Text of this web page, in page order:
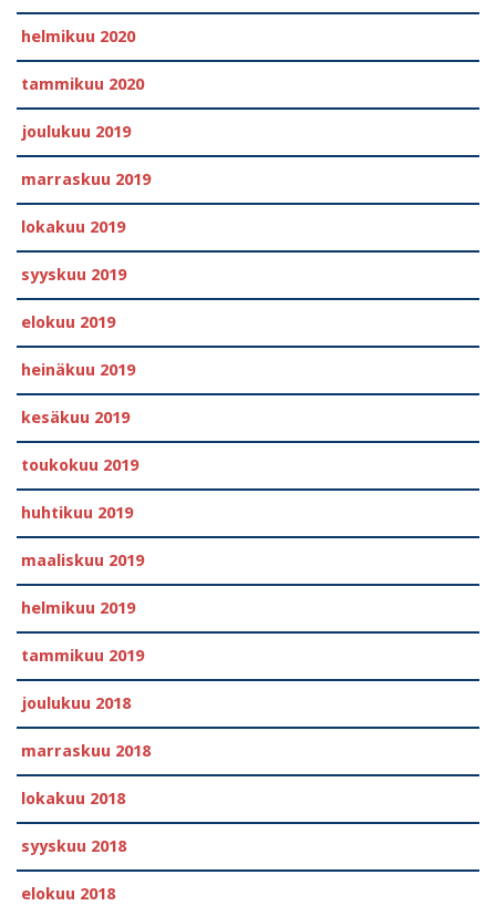
helmikuu 2020
tammikuu 2020
joulukuu 2019
marraskuu 2019
lokakuu 2019
syyskuu 2019
elokuu 2019
heinäkuu 2019
kesäkuu 2019
toukokuu 2019
huhtikuu 2019
maaliskuu 2019
helmikuu 2019
tammikuu 2019
joulukuu 2018
marraskuu 2018
lokakuu 2018
syyskuu 2018
elokuu 2018